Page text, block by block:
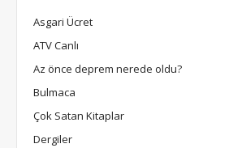
Asgari Ücret
ATV Canlı
Az önce deprem nerede oldu?
Bulmaca
Çok Satan Kitaplar
Dergiler